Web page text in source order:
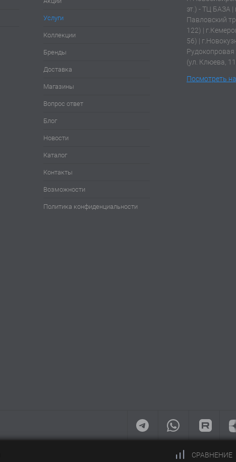
Услуги
Коллекции
Бренды
Доставка
Магазины
Вопрос ответ
Блог
Новости
Каталог
Контакты
Возможности
Политика конфиденциальности
эт.) - ТЦ БАЗА |
Павловский
122) |
56) |
Рудокопровая
(ул. Клюева,
Посмотреть
СРАВНЕНИЕ